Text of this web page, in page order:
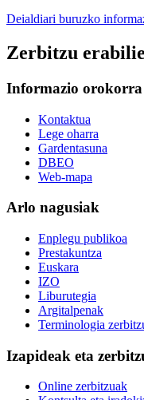
Deialdiari buruzko
Zerbitzu
Informazio orokorra
Kontaktua
Lege oharra
Gardentasuna
DBEO
Web-mapa
Arlo nagusiak
Enplegu publikoa
Prestakuntza
Euskara
IZO
Liburutegia
Argitalpenak
Terminologia
Izapideak eta
Online zerbitzuak